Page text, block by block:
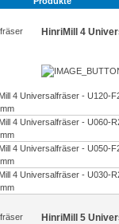
HinriMill 4
4 Universalfräser - U120-
4 Universalfräser - U060-
4 Universalfräser - U050-
4 Universalfräser - U030-
HinriMill 5